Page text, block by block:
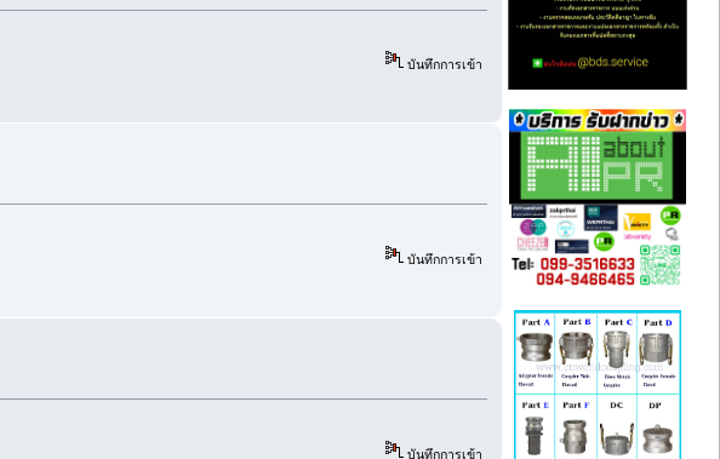
บันทึกการเข้า
บันทึกการเข้า
บันทึกการเข้า